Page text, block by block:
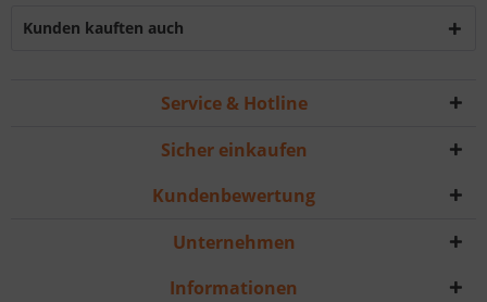
Kunden kauften auch
Service & Hotline
Sicher einkaufen
Kundenbewertung
Unternehmen
Informationen